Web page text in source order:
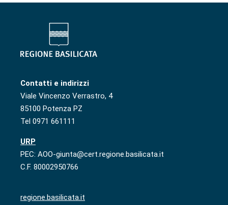
Contatti e indirizzi
Viale Vincenzo Verrastro, 4
85100 Potenza PZ
Tel 0971 661111
URP
PEC: AOO-giunta@cert.regione.basilicata.it
C.F. 80002950766
regione.basilicata.it